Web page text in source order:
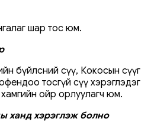
шар тос юм.
бүйлсний сүү, Кокосын сүүг
тосгүй сүү хэрэглэдэг
ойр орлуулагч юм.
ханд хэрэглэж болно